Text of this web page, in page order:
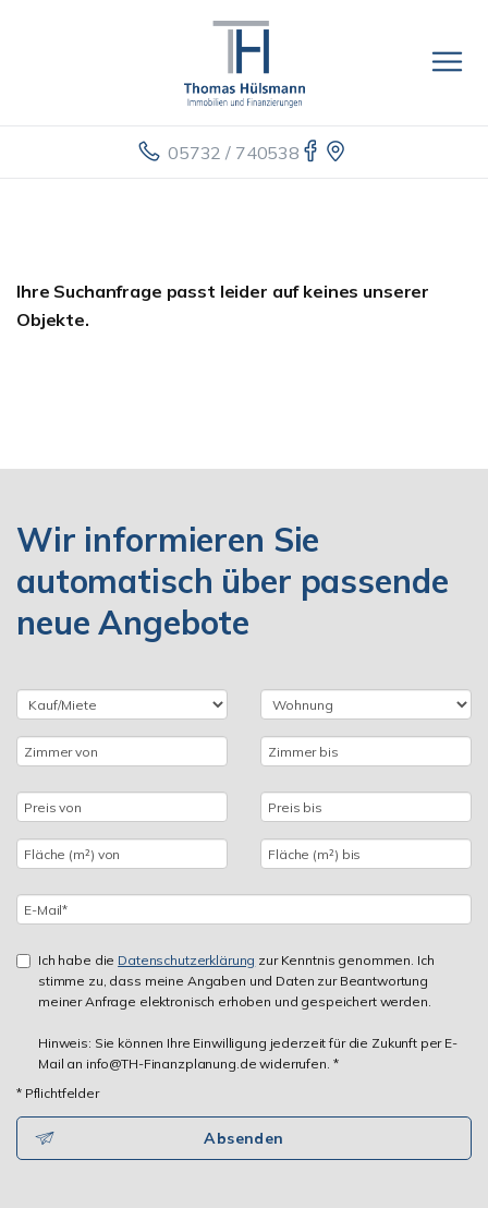
05732 / 740538
Ihre Suchanfrage passt leider auf keines unserer
Objekte.
Wir informieren Sie
automatisch über passende
neue Angebote
Ich habe die Datenschutzerklärung zur Kenntnis genommen. Ich
stimme zu, dass meine Angaben und Daten zur Beantwortung
meiner Anfrage elektronisch erhoben und gespeichert werden.
Hinweis: Sie können Ihre Einwilligung jederzeit für die Zukunft per E-
Mail an info@TH-Finanzplanung.de widerrufen. *
* Pflichtfelder
Absenden